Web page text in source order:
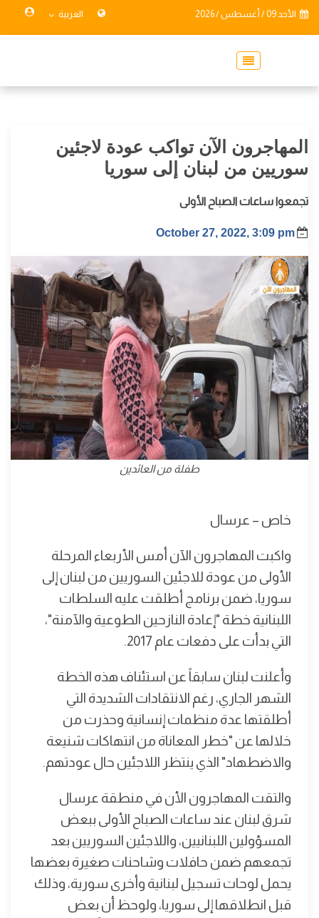
الأحد 09 / أغسطس / 2026 العربية
المهاجرون الآن تواكب عودة لاجئين
سوريين من لبنان إلى سوريا
تجمعوا ساعات الصباح الأولى
October 27, 2022, 3:09 pm
طفلة من العائدين
خاص – عرسال
واكبت المهاجرون الآن أمس الأربعاء المرحلة
الأولى من عودة للاجئين السوريين من لبنان إلى
سوريا، ضمن برنامج أطلقت عليه السلطات
اللبنانية خطة "إعادة النازحين الطوعية والآمنة"،
التي بدأت على دفعات عام 2017.
وأعلنت لبنان سابقاً عن استئناف هذه الخطة
الشهر الجاري، رغم الانتقادات الشديدة التي
أطلقتها عدة منظمات إنسانية وحذرت من
خلالها عن "خطر المعاناة من انتهاكات شنيعة
والاضطهاد" الذي ينتظر اللاجئين حال عودتهم.
والتقت المهاجرون الأن في منطقة عرسال
شرق لبنان عند ساعات الصباح الأولى ببعض
المسؤولين اللبنانيين، واللاجئين السوريين بعد
تجمعهم ضمن حافلات وشاحنات صغيرة بعضها
يحمل لوحات تسجيل لبنانية وأخرى سورية، وذلك
قبل انطلاقها إلى سوريا، ولوحظ أن بعض